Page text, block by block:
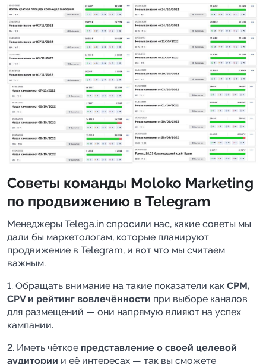
Советы команды Moloko Marketing
по продвижению в Telegram
Менеджеры Telega.in спросили нас, какие советы мы
дали бы маркетологам, которые планируют
продвижение в Telegram, и вот что мы считаем
важным.
1. Обращать внимание на такие показатели как CPM,
CPV и рейтинг вовлечённости при выборе каналов
для размещений — они напрямую влияют на успех
кампании.
2. Иметь чёткое представление о своей целевой
аудитории и её интересах — так вы сможете